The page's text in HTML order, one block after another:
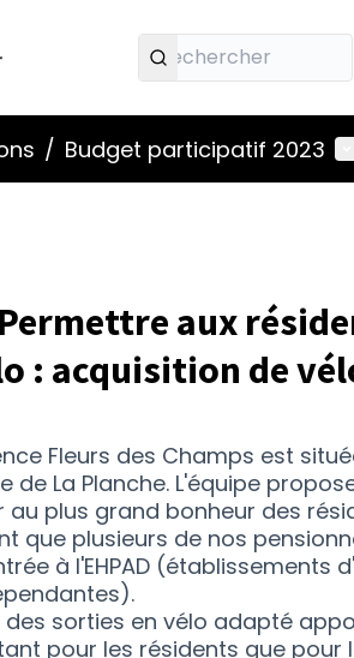
/ Budget participatif 2023
aux
: acquisition de
Fleurs des Champs est
de La Planche. L'équipe
au plus grand bonheur des
que plusieurs de nos
à l'EHPAD (établissements
des sorties en vélo adapté
pour les résidents que pour